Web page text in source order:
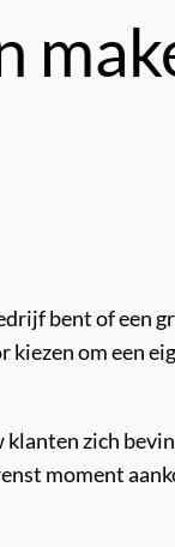
bent of een
om een
zich
moment